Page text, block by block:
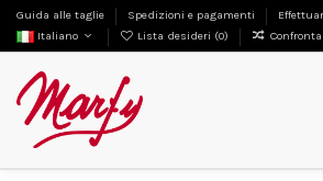
Guida alle taglie Spedizioni e pagamenti
Italiano
Lista desideri (0)